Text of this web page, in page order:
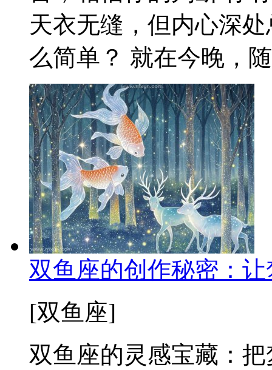
天衣无缝，但内心深
么简单？ 就在今晚，
双鱼座的创作秘密：
[双鱼座]
双鱼座的灵感宝藏：